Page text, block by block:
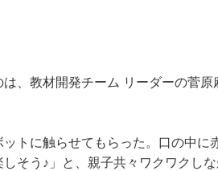
、教材開発チーム リーダーの菅
トに触らせてもらった。口の中
そう♪」と、親子共々ワクワクしな